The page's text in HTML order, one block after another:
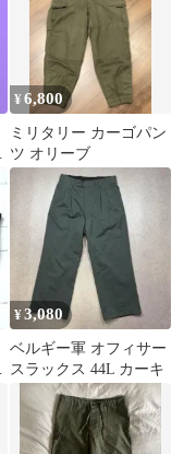
¥6,800
ミリタリー カーゴパン
ツ オリーブ
¥3,080
ベルギー軍 オフィサー
スラックス 44L カーキ